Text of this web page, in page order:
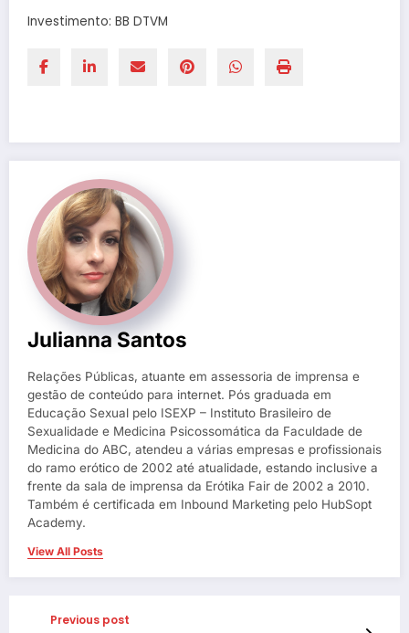
Investimento: BB DTVM
Julianna Santos
Relações Públicas, atuante em assessoria de imprensa e
gestão de conteúdo para internet. Pós graduada em
Educação Sexual pelo ISEXP – Instituto Brasileiro de
Sexualidade e Medicina Psicossomática da Faculdade de
Medicina do ABC, atendeu a várias empresas e profissionais
do ramo erótico de 2002 até atualidade, estando inclusive a
frente da sala de imprensa da Erótika Fair de 2002 a 2010.
Também é certificada em Inbound Marketing pelo HubSopt
Academy.
View All Posts
Previous post